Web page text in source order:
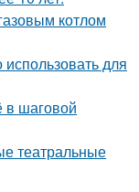
котлом
для
в шаговой
театральные